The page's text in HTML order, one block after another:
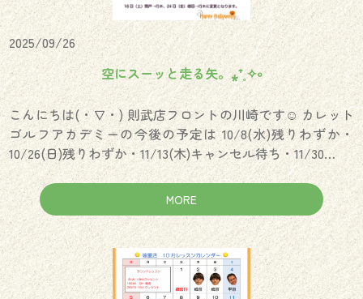
2025/09/26
空にスーッと走る矢。⁎⁺˳✧༚
こんにちは(・∇・) 則武店フロントの川崎です☺︎ カレット
ゴルフアカデミーの今後の予定は 10/8(水)残りわずか・
10/26(日)残りわずか・11/13(木)キャンセル待ち・11/30…
MORE